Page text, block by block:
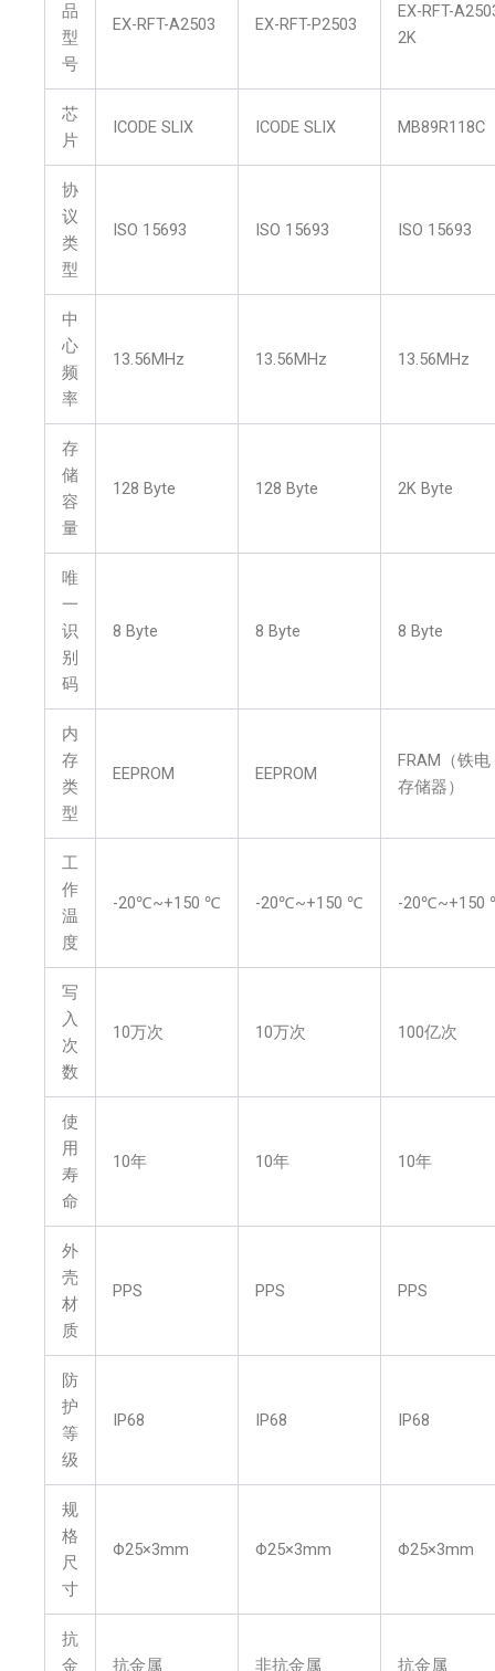
品
型
号
EX-RFT-A2503 EX-RFT-P2503
EX-RFT-
2K
芯
片
ICODE SLIX ICODE SLIX MB89R118C
协
议
类
型
ISO 15693 ISO 15693 ISO 15693
中
心
频
率
13.56MHz 13.56MHz 13.56MHz
存
储
容
量
128 Byte 128 Byte 2K Byte
唯
一
识
别
码
8 Byte 8 Byte 8 Byte
内
存
类
型
EEPROM EEPROM
FRAM（铁电
存储器）
工
作
温
度
-20℃~+150 ℃ -20℃~+150 ℃ -20℃~+150
写
入
次
数
10万次 10万次 100亿次
使
用
寿
命
10年 10年 10年
外
壳
材
质
PPS PPS PPS
防
护
等
级
IP68 IP68 IP68
规
格
尺
寸
Φ25×3mm Φ25×3mm Φ25×3mm
抗
金
抗金属 非抗金属 抗金属